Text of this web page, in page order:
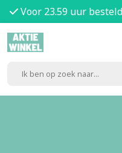
Voor 23.59 uur